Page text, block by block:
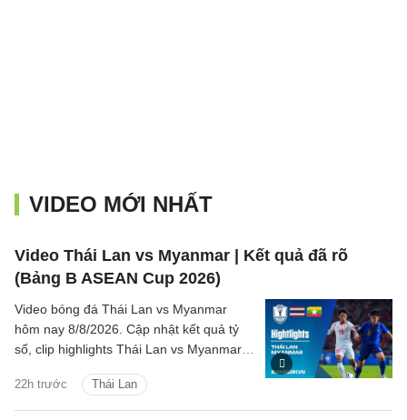
VIDEO MỚI NHẤT
Video Thái Lan vs Myanmar | Kết quả đã rõ
(Bảng B ASEAN Cup 2026)
22h trước Thái Lan
Video bóng đá Thái Lan vs Myanmar
hôm nay 8/8/2026. Cập nhật kết quả tỷ
số, clip highlights Thái Lan vs Myanmar
huống trên sân.